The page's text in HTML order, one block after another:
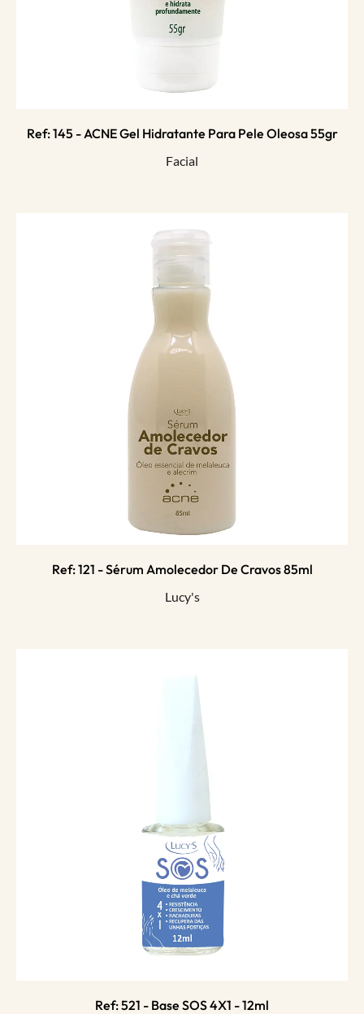
Ref: 145 - ACNE Gel Hidratante Para Pele Oleosa 55gr
Facial
Ref: 121 - Sérum Amolecedor De Cravos 85ml
Lucy's
Ref: 521 - Base SOS 4X1 - 12ml